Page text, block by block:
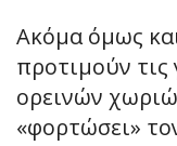
Ακόμα όμως
προτιμούν τις
ορεινών
«φορτώσει»